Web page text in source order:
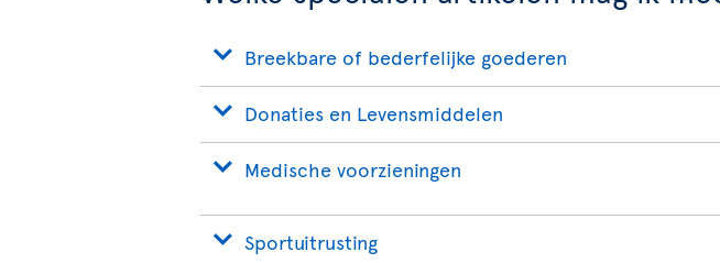
Breekbare of bederfelijke goederen
Donaties en Levensmiddelen
Medische voorzieningen
Sportuitrusting